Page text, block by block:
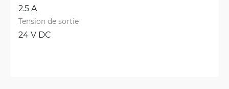
2.5 A
Tension de sortie
24 V DC